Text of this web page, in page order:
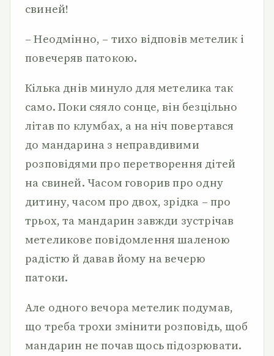
свиней!
– Неодмінно, – тихо відповів метелик і
повечеряв патокою.
Кілька днів минуло для метелика так
само. Поки сяяло сонце, він безцільно
літав по клумбах, а на ніч повертався
до мандарина з неправдивими
розповідями про перетворення дітей
на свиней. Часом говорив про одну
дитину, часом про двох, зрідка – про
трьох, та мандарин завжди зустрічав
метеликове повідомлення шаленою
радістю й давав йому на вечерю
патоки.
Але одного вечора метелик подумав,
що треба трохи змінити розповідь, щоб
мандарин не почав щось підозрювати.